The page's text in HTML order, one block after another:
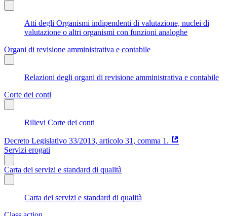
Atti degli Organismi indipendenti di valutazione, nuclei di
valutazione o altri organismi con funzioni analoghe
Organi di revisione amministrativa e contabile
Relazioni degli organi di revisione amministrativa e contabile
Corte dei conti
Rilievi Corte dei conti
Decreto Legislativo 33/2013, articolo 31, comma 1.
Servizi erogati
Carta dei servizi e standard di qualità
Carta dei servizi e standard di qualità